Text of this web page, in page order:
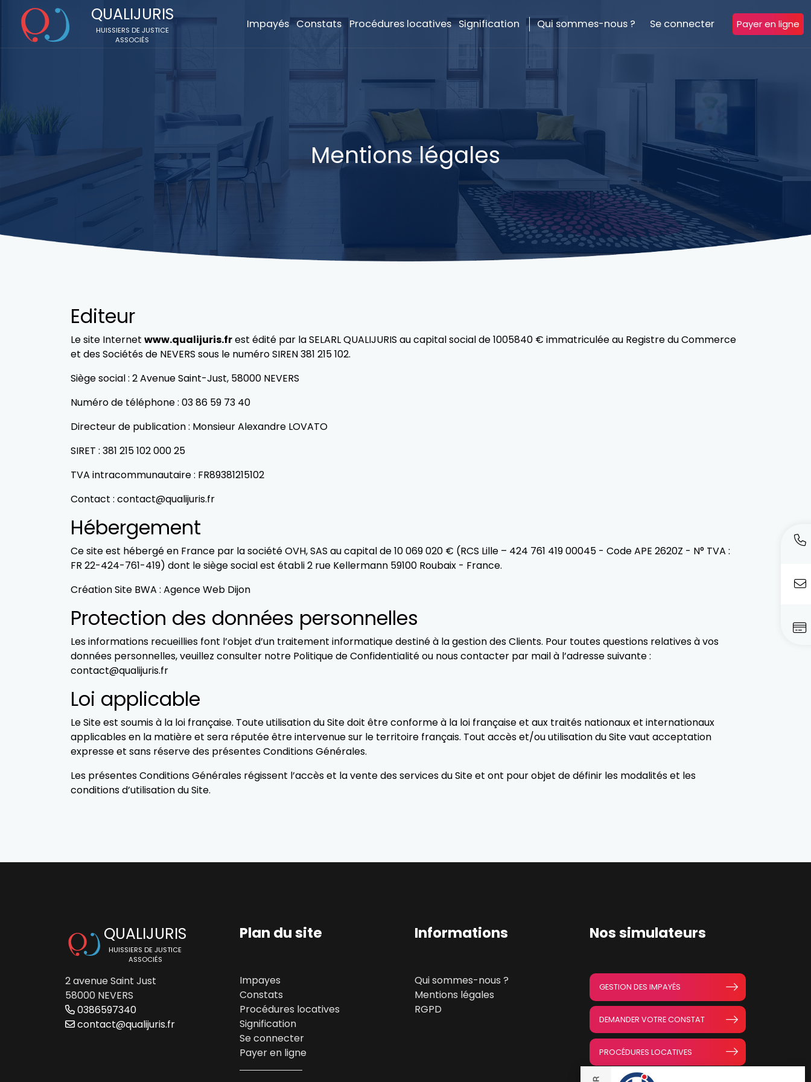
QUALIJURIS
HUISSIERS DE JUSTICE
ASSOCIÉS
Impayés Constats Procédures locatives Signification Qui sommes-nous ? Se connecter Payer en ligne
Mentions légales
Editeur
Le site Internet www.qualijuris.frest édité par la SELARL QUALIJURIS au capital social de 1005840 € immatriculée au Registre du Commerce
et des Sociétés de NEVERS sous le numéro SIREN 381 215 102.
Siège social : 2 Avenue Saint-Just, 58000 NEVERS
Numéro de téléphone : 03 86 59 73 40
Directeur de publication : Monsieur Alexandre LOVATO
SIRET : 381 215 102 000 25
TVA intracommunautaire : FR89381215102
Contact : contact@qualijuris.fr
Hébergement
Ce site est hébergé en France par la société OVH, SAS au capital de 10 069 020 € (RCS Lille – 424 761 419 00045 - Code APE 2620Z - N° TVA :
FR 22-424-761-419) dont le siège social est établi 2 rue Kellermann 59100 Roubaix - France.
Création Site BWA : Agence Web Dijon
Protection des données personnelles
Les informations recueillies font l’objet d’un traitement informatique destiné à la gestion des Clients. Pour toutes questions relatives à vos
données personnelles, veuillez consulter notre Politique de Confidentialité ou nous contacter par mail à l’adresse suivante :
contact@qualijuris.fr
Loi applicable
Le Site est soumis à la loi française. Toute utilisation du Site doit être conforme à la loi française et aux traités nationaux et internationaux
applicables en la matière et sera réputée être intervenue sur le territoire français. Tout accès et/ou utilisation du Site vaut acceptation
expresse et sans réserve des présentes Conditions Générales.
Les présentes Conditions Générales régissent l’accès et la vente des services du Site et ont pour objet de définir les modalités et les
conditions d’utilisation du Site.
QUALIJURIS
HUISSIERS DE JUSTICE
ASSOCIÉS
2 avenue Saint Just
58000 NEVERS
0386597340
contact@qualijuris.fr
Plan du site
Impayes
Constats
Procédures locatives
Signification
Se connecter
Payer en ligne
Informations
Qui sommes-nous ?
Mentions légales
RGPD
Nos simulateurs
GESTION DES IMPAYÉS
DEMANDER VOTRE CONSTAT
PROCÉDURES LOCATIVES